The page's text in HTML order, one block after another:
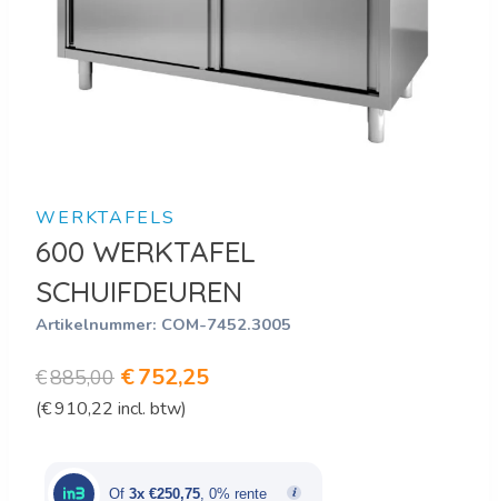
WERKTAFELS
600 WERKTAFEL
SCHUIFDEUREN
Artikelnummer: COM-7452.3005
€885,00 Oorspronkelijke
prijs
€885,00.
€752,25Huidige
€752,25.
(€910,22 incl. btw)
Of 3x €250,75 , 0% rente